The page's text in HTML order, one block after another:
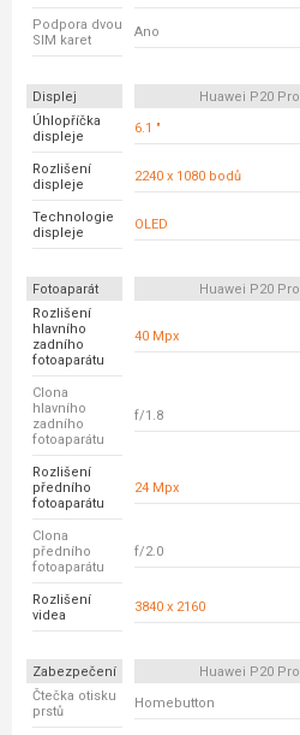
Podpora dvou
SIM karet
Ano
Displej Huawei P20 Pro
Úhlopříčka
displeje
6.1 "
Rozlišení
displeje
2240 x 1080 bodů
Technologie
displeje
OLED
Fotoaparát Huawei P20 Pro
Rozlišení
hlavního
zadního
fotoaparátu
40 Mpx
Clona
hlavního
zadního
fotoaparátu
f/1.8
Rozlišení
předního
fotoaparátu
24 Mpx
Clona
předního
fotoaparátu
f/2.0
Rozlišení
videa
3840 x 2160
Zabezpečení Huawei P20 Pro
Čtečka otisku
prstů
Homebutton